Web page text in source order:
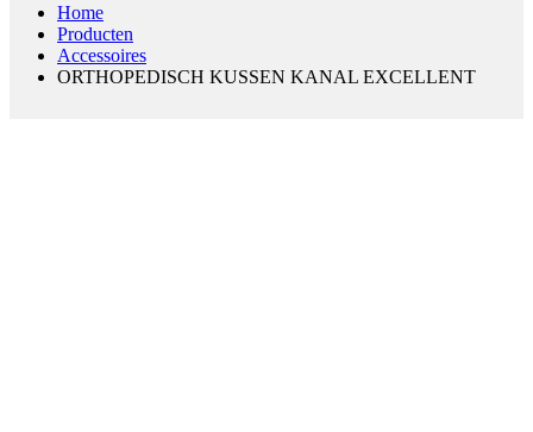
Home
Producten
Accessoires
ORTHOPEDISCH KUSSEN KANAL EXCELLENT